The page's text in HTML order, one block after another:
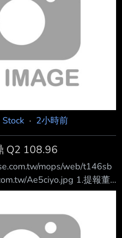
挖掘出史前人骨遺骸，外界
聞。適逢關聖帝君聖誕，
請布袋戲團進場演出，祈求
，民俗專家廖大乙表示，
神明祝壽，也有安撫地方無
。 曾挖出45
Stock · 2小時前
Q2 108.96
mops/web/t146sb
Ae5ciyo.jpg 1.提報董
日期:115/08/06 2.審計委員
日期
XX/XX):115/01/01~115/06/